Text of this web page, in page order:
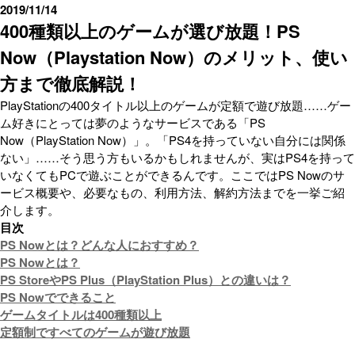
400種類以上のゲームが選び放題！PS
Now（Playstation Now）のメリット、使い
方まで徹底解説！
2019/11/14
PlayStationの400タイトル以上のゲームが定額で遊び放題……ゲー
ム好きにとっては夢のようなサービスである「PS
Now（PlayStation Now）」。「PS4を持っていない自分には関係
ない」……そう思う方もいるかもしれませんが、実はPS4を持って
いなくてもPCで遊ぶことができるんです。ここではPS Nowのサ
ービス概要や、必要なもの、利用方法、解約方法までを一挙ご紹
介します。
目次
PS Nowとは？どんな人におすすめ？
PS Nowとは？
PS StoreやPS Plus（PlayStation Plus）との違いは？
PS Nowでできること
ゲームタイトルは400種類以上
定額制ですべてのゲームが遊び放題